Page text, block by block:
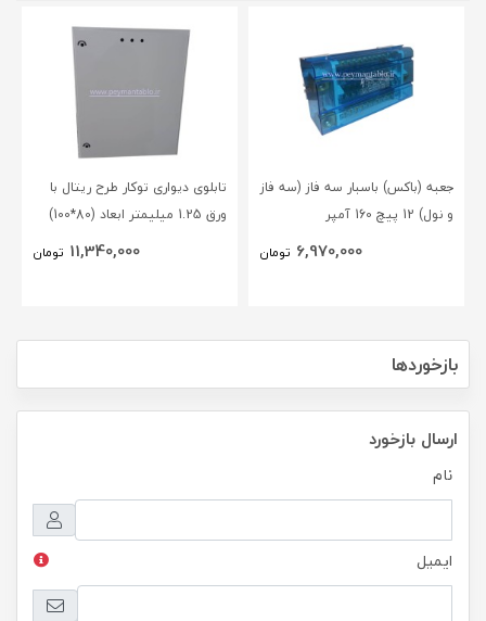
جعبه (باکس) باسبار سه فاز (سه فاز
و نول) 12 پیچ 160 آمپر
6,970,000 تومان
تابلوی دیواری توکار طرح ریتال با
ورق 1.25 میلیمتر ابعاد (80*100)
11,340,000 تومان
بازخوردها
ارسال بازخورد
نام
ایمیل